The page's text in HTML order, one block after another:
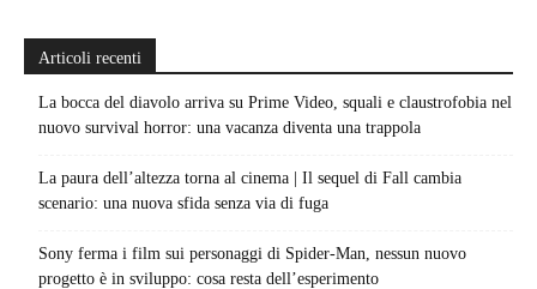
Articoli recenti
La bocca del diavolo arriva su Prime Video, squali e claustrofobia nel
nuovo survival horror: una vacanza diventa una trappola
La paura dell’altezza torna al cinema | Il sequel di Fall cambia
scenario: una nuova sfida senza via di fuga
Sony ferma i film sui personaggi di Spider-Man, nessun nuovo
progetto è in sviluppo: cosa resta dell’esperimento